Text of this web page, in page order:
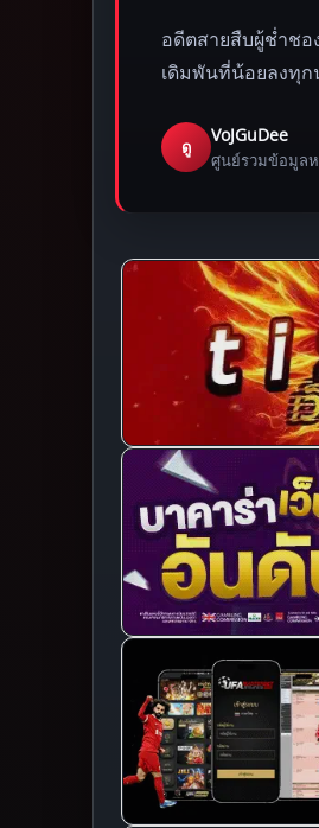
อดีตสายสืบผู้ช่ำชอ
เดิมพันที่น้อยลงทุก
ดู
VoJGuDee
ศูนย์รวมข้อมูล